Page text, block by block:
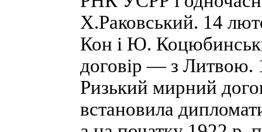
Х.Раковський. 14
Кон і Ю.
договір — з Литвою.
Ризький мирний
встановила